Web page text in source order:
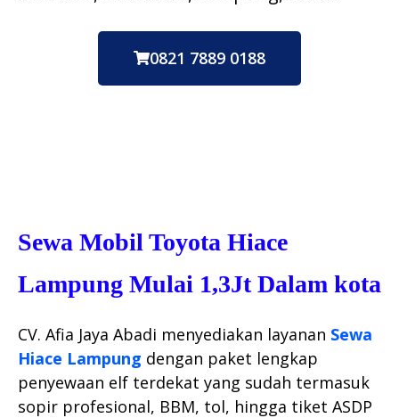
0821 7889 0188
Sewa Mobil Toyota Hiace
Lampung Mulai 1,3Jt Dalam kota
CV. Afia Jaya Abadi menyediakan layanan Sewa
Hiace Lampung dengan paket lengkap
penyewaan elf terdekat yang sudah termasuk
sopir profesional, BBM, tol, hingga tiket ASDP